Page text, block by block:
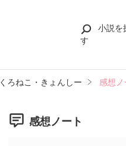
小説を
す
くろねこ・きょんしー 感想
感想ノート